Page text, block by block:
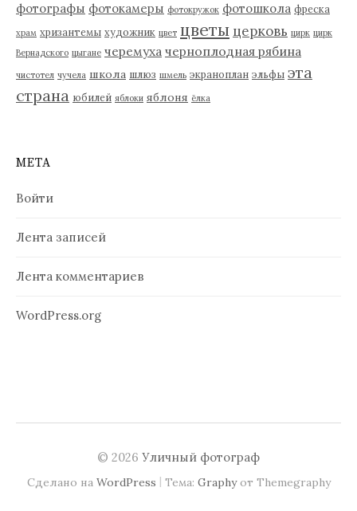
фотографы фотокамеры фотокружок фотошкола фреска
храм хризантемы художник цвет цветы церковь цирк цирк
Вернадского цыгане черемуха черноплодная рябина
чистотел чучела школа шлюз шмель экраноплан эльфы эта
страна юбилей яблоки яблоня ёлка
МЕТА
Войти
Лента записей
Лента комментариев
WordPress.org
© 2026 Уличный фотограф
Сделано на WordPress | Тема: Graphyот Themegraphy